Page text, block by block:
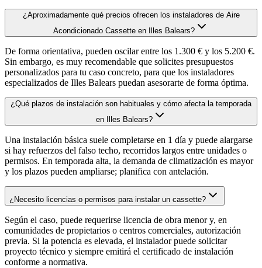
¿Aproximadamente qué precios ofrecen los instaladores de Aire
Acondicionado Cassette en Illes Balears?
De forma orientativa, pueden oscilar entre los 1.300 € y los 5.200 €.
Sin embargo, es muy recomendable que solicites presupuestos
personalizados para tu caso concreto, para que los instaladores
especializados de Illes Balears puedan asesorarte de forma óptima.
¿Qué plazos de instalación son habituales y cómo afecta la temporada
en Illes Balears?
Una instalación básica suele completarse en 1 día y puede alargarse
si hay refuerzos del falso techo, recorridos largos entre unidades o
permisos. En temporada alta, la demanda de climatización es mayor
y los plazos pueden ampliarse; planifica con antelación.
¿Necesito licencias o permisos para instalar un cassette?
Según el caso, puede requerirse licencia de obra menor y, en
comunidades de propietarios o centros comerciales, autorización
previa. Si la potencia es elevada, el instalador puede solicitar
proyecto técnico y siempre emitirá el certificado de instalación
conforme a normativa.